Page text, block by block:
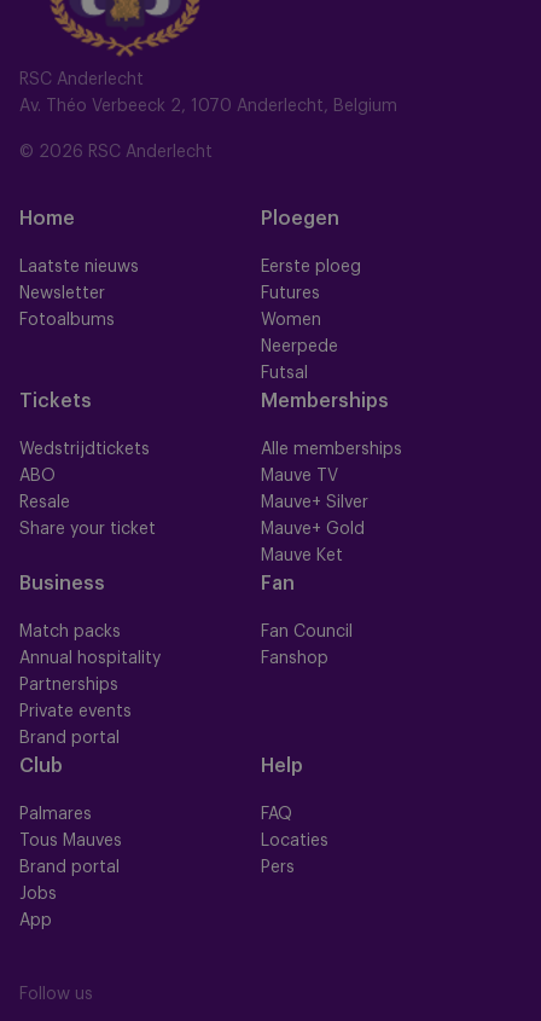
RSC Anderlecht
Av. Théo Verbeeck 2, 1070 Anderlecht, Belgium
© 2026 RSC Anderlecht
Home
Laatste nieuws
Newsletter
Fotoalbums
Ploegen
Eerste ploeg
Futures
Women
Neerpede
Futsal
Tickets
Wedstrijdtickets
ABO
Resale
Share your ticket
Memberships
Alle memberships
Mauve TV
Mauve+ Silver
Mauve+ Gold
Mauve Ket
Business
Match packs
Annual hospitality
Partnerships
Private events
Brand portal
Fan
Fan Council
Fanshop
Club
Palmares
Tous Mauves
Brand portal
Jobs
App
Help
FAQ
Locaties
Pers
Follow us